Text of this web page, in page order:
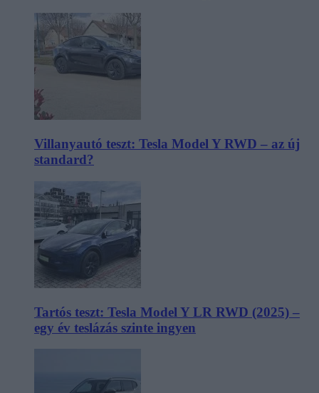
Villanyautó teszt: Tesla Model Y RWD – az új
standard?
Tartós teszt: Tesla Model Y LR RWD (2025) –
egy év teslázás szinte ingyen